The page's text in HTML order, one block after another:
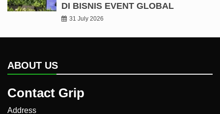
DI BISNIS EVENT GLOBAL
31 July 2026
ABOUT US
Contact Grip
Address